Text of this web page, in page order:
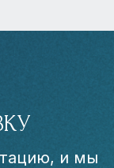
и мы